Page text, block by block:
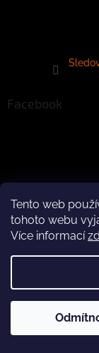
Tento web
tohoto webu
Více informací
Z důvodu čerpání
Facebook